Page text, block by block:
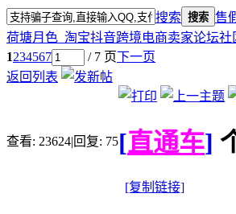
搜索 搜索 售
荷塘月色_淘宝抖音跨境电商卖家论坛社
1234567 / 7 页下一页
返回列表
查看: 23624|回复: 75[直通车]
[复制链接]